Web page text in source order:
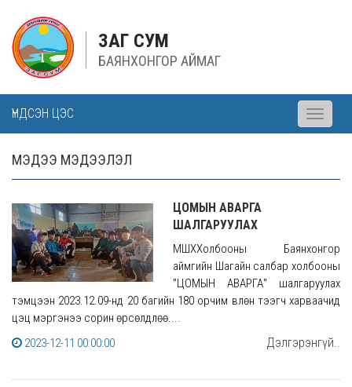
ЗАГ СУМ
БАЯНХОНГОР АЙМАГ
ҮНДСЭН ЦЭС
Toggle
МЭДЭЭ МЭДЭЭЛЭЛ
ЦОМЫН АВАРГА
ШАЛГАРУУЛАХ
МШХХолбооны Баянхонгор
аймгийн Шагайн салбар холбооны
"ЦОМЫН АВАРГА" шалгаруулах
тэмцээн 2023.12.09-нд 20 багийн 180 орчим Өвлөн тээгч харваачид
цэц мэргэнээ сорин өрсөлдлөө....
2023-12-11 00:00:00
Дэлгэрэнгүй..